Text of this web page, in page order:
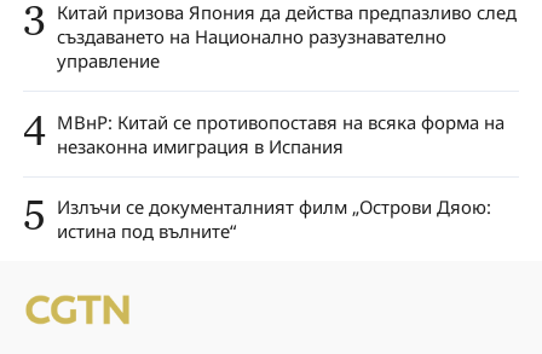
3 Китай призова Япония да действа предпазливо след
създаването на Национално разузнавателно
управление
4 МВнР: Китай се противопоставя на всяка форма на
незаконна имиграция в Испания
5 Излъчи се документалният филм „Острови Дяою:
истина под вълните“